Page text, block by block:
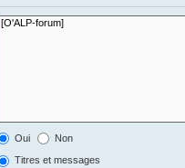
Oui Non
Titres et messages